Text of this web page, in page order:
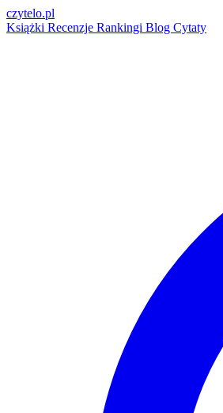
czytelo.pl
Książki Recenzje Rankingi Blog Cytaty